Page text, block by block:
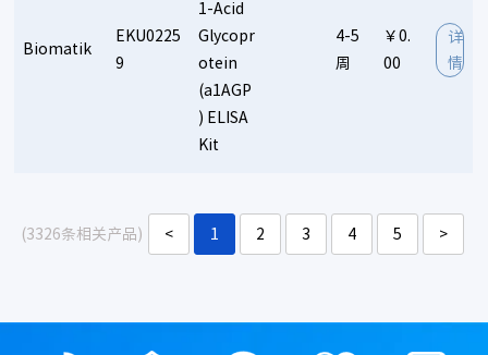
Biomatik
EKU0225
9
1-Acid
Glycopr
otein
(a1AGP
) ELISA
Kit
4-5
周
￥0.
00
详
情
(3326条相关产品) < 1 2 3 4 5 >